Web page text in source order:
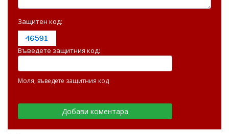
Защитен код:
Въведете защитния код:
Моля, въведете защитния код